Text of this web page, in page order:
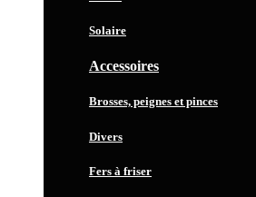
Solaire
Accessoires
Brosses, peignes et pinces
Divers
Fers à friser